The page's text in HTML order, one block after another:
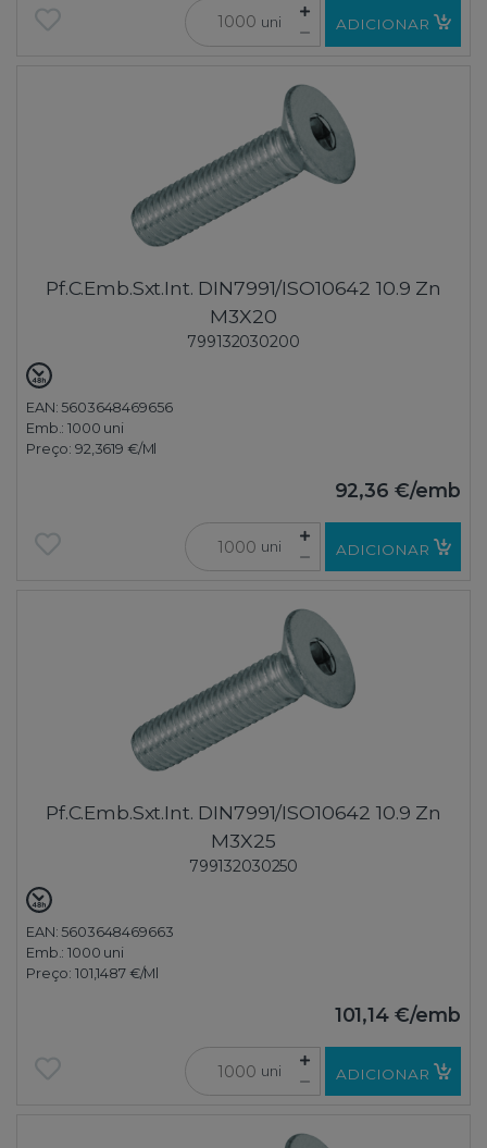
uni ADICIONAR
Pf.C.Emb.Sxt.Int. DIN7991/ISO10642 10.9 Zn
M3X20
799132030200
EAN: 5603648469656
Emb.:1000 uni
Preço: 92,3619 €/Ml
92,36 €/emb
uni ADICIONAR
Pf.C.Emb.Sxt.Int. DIN7991/ISO10642 10.9 Zn
M3X25
799132030250
EAN: 5603648469663
Emb.:1000 uni
Preço: 101,1487 €/Ml
101,14 €/emb
uni ADICIONAR